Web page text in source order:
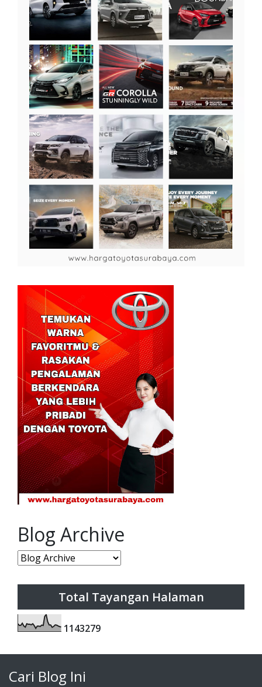
Blog Archive
Total Tayangan Halaman
1143279
Cari Blog Ini